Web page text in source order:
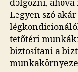
dolgozni,
Legyen szó
tetőtéri
biztosítani a